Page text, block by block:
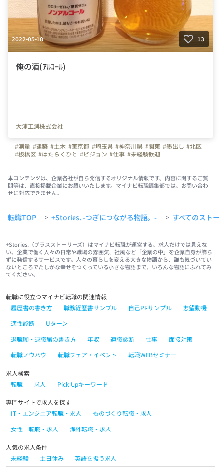
2022-05-18 13
俺の酒(ｱﾙｺｰﾙ)
大浦工測株式会社
#測量 #建築 #土木 #東京都 #埼玉県 #神奈川県 #関東 #墨出し #北区
#板橋区 #はたらくひと #ビジョン #仕事 #未経験歓迎
本コンテンツは、企業各社が自ら発信するオリジナル情報です。内容に関するご質
問等は、直接掲載企業にお願いいたします。マイナビ転職編集部では、お問い合わ
せに対応できません。
転職TOP > +Stories. -つぎにつながる物語。- > すべてのスト
+Stories.（プラスストーリーズ）はマイナビ転職が運営する、求人だけでは見えな
い、企業で働く人々の日常や職場の雰囲気、社風など「企業の中」を企業自身が飾ら
ずに発信するサービスです。人々の暮らしを変える大きな物語から、誰も気づいてい
ないところでたしかな幸せをつくっている小さな物語まで、いろんな物語にふれてみ
てください。
転職に役立つマイナビ転職の関連情報
履歴書の書き方
職務経歴書サンプル 自己PRサンプル
志望動機
適性診断
Uターン
退職願・退職届の書き方
年収 適職診断 仕事
面接対策
転職ノウハウ
転職フェア・イベント 転職WEBセミナー
求人検索
転職
求人 Pick Upキーワード
専門サイトで求人を探す
IT・エンジニア転職・求人
ものづくり転職・求人
女性 転職・求人
海外転職・求人
人気の求人条件
未経験
土日休み 英語を扱う求人